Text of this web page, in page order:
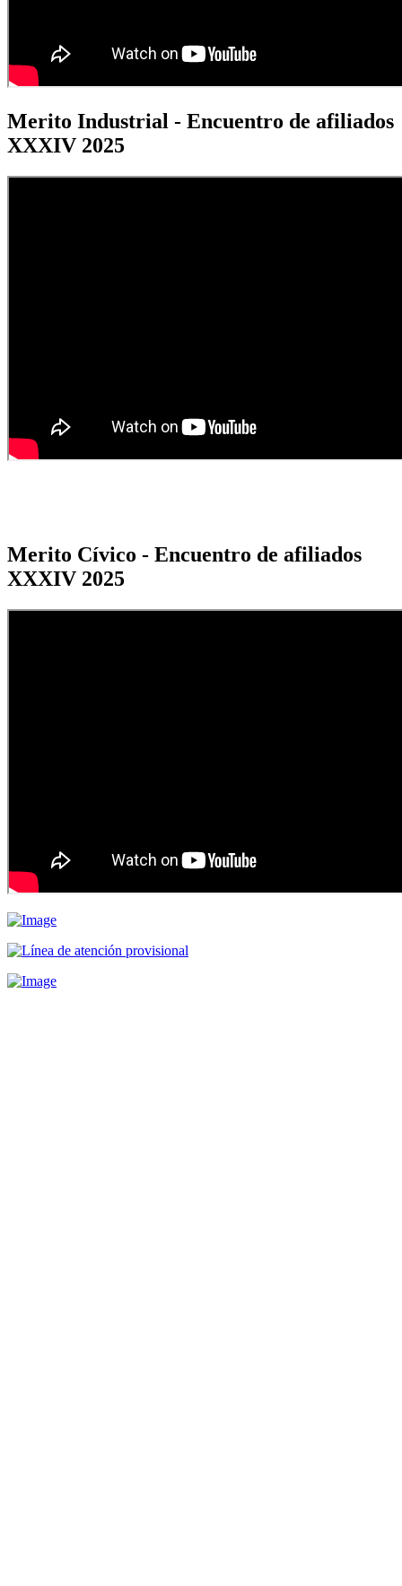
Merito Industrial - Encuentro de afiliados
XXXIV 2025
Merito Cívico - Encuentro de afiliados
XXXIV 2025